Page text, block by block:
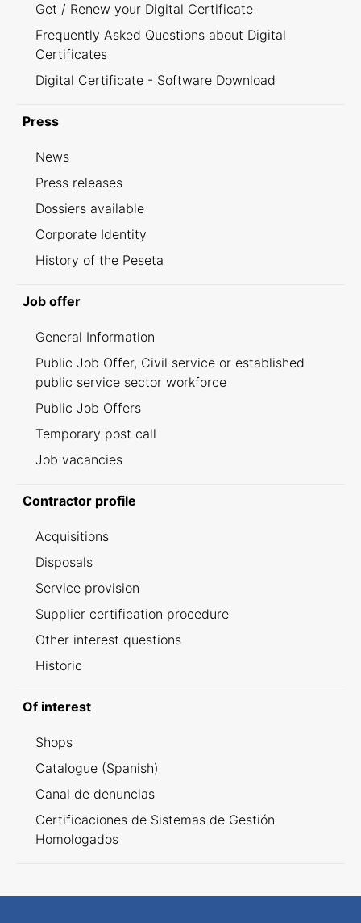
Get / Renew your Digital Certificate
Frequently Asked Questions about Digital
Certificates
Digital Certificate - Software Download
Press
News
Press releases
Dossiers available
Corporate Identity
History of the Peseta
Job offer
General Information
Public Job Offer, Civil service or established
public service sector workforce
Public Job Offers
Temporary post call
Job vacancies
Contractor profile
Acquisitions
Disposals
Service provision
Supplier certification procedure
Other interest questions
Historic
Of interest
Shops
Catalogue (Spanish)
Canal de denuncias
Certificaciones de Sistemas de Gestión
Homologados